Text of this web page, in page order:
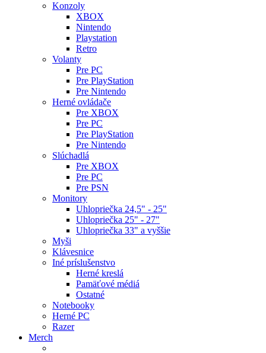
Konzoly
XBOX
Nintendo
Playstation
Retro
Volanty
Pre PC
Pre PlayStation
Pre Nintendo
Herné ovládače
Pre XBOX
Pre PC
Pre PlayStation
Pre Nintendo
Slúchadlá
Pre XBOX
Pre PC
Pre PSN
Monitory
Uhlopriečka 24,5" - 25"
Uhlopriečka 25" - 27"
Uhlopriečka 33" a vyššie
Myši
Klávesnice
Iné príslušenstvo
Herné kreslá
Pamäťové médiá
Ostatné
Notebooky
Herné PC
Razer
Merch